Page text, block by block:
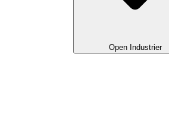
Open Industrier